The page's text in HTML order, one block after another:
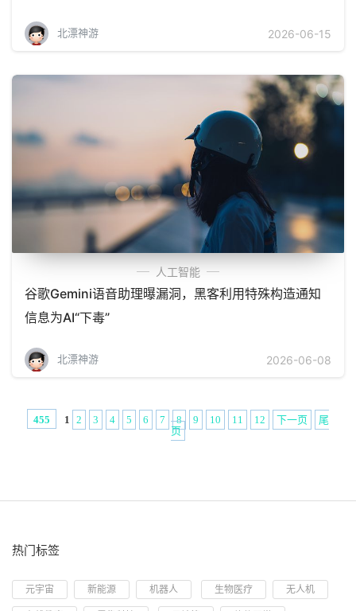
北漂神游 2026-06-15
人工智能
谷歌Gemini语音助理曝漏洞，黑客利用特殊构造通知
信息为AI“下毒”
北漂神游 2026-06-08
455 1 2 3 4 5 6 7 8 9 10 11 12 下一页
尾
页
热门标签
元宇宙 新能源 机器人 生物医疗 无人机